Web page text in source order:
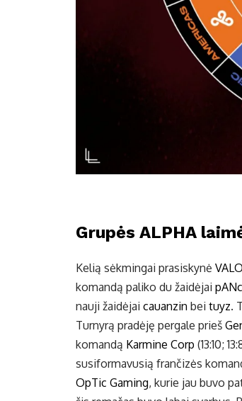
Grupės ALPHA
Kelią sėkmingai prasiskynė
komandą paliko du žaidėjai
nauji žaidėjai cauanzin bei tuyz.
Turnyrą pradėję pergale prieš
komandą Karmine Corp (13:10;
susiformavusią frančizės
OpTic Gaming, kurie jau buvo